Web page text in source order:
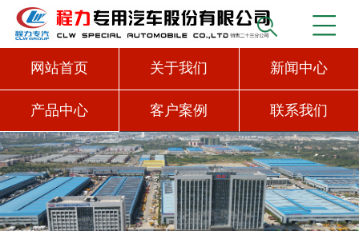
网站首页 关于我们 新闻中心
产品中心 客户案例 联系我们